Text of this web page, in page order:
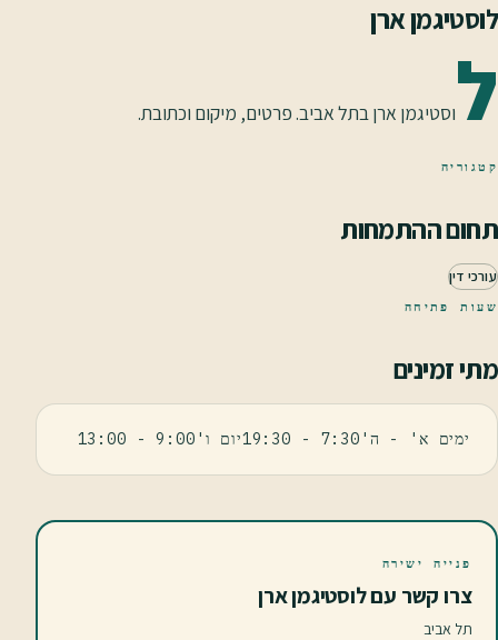
לוסטיגמן ארן
לוסטיגמן ארן בתל אביב. פרטים, מיקום וכתובת.
קטגוריה
תחום ההתמחות
עורכי דין
שעות פתיחה
מתי זמינים
ימים א' - ה'7:30 - 19:30יום ו'9:00 - 13:00
פנייה ישירה
צרו קשר עם לוסטיגמן ארן
תל אביב